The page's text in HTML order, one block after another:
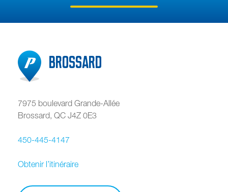
Brossard
7975 boulevard Grande-Allée
Brossard, QC J4Z 0E3
450-445-4147
Obtenir l’itinéraire